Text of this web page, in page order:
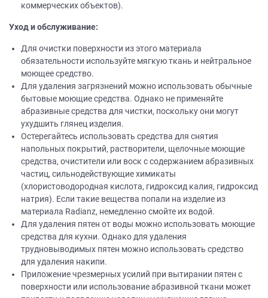
коммерческих объектов).
Уход и обслуживание:
Для очистки поверхности из этого материала
обязательности используйте мягкую ткань и нейтральное
моющее средство.
Для удаления загрязнений можно использовать обычные
бытовые моющие средства. Однако не применяйте
абразивные средства для чистки, поскольку они могут
ухудшить глянец изделия.
Остерегайтесь использовать средства для снятия
напольных покрытий, растворители, щелочные моющие
средства, очистители или воск с содержанием абразивных
частиц, сильнодействующие химикаты
(хлористоводородная кислота, гидроксид калия, гидроксид
натрия). Если такие вещества попали на изделие из
материала Radianz, немедленно смойте их водой.
Для удаления пятен от воды можно использовать моющие
средства для кухни. Однако для удаления
трудновыводимых пятен можно использовать средство
для удаления накипи.
Приложение чрезмерных усилий при вытирании пятен с
поверхности или использование абразивной ткани может